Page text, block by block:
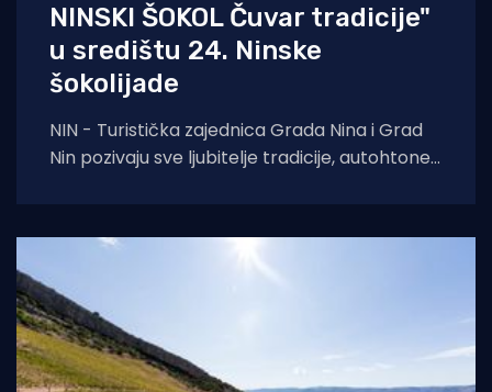
NINSKI ŠOKOL Čuvar tradicije"
u središtu 24. Ninske
šokolijade
NIN - Turistička zajednica Grada Nina i Grad
Nin pozivaju sve ljubitelje tradicije, autohtone